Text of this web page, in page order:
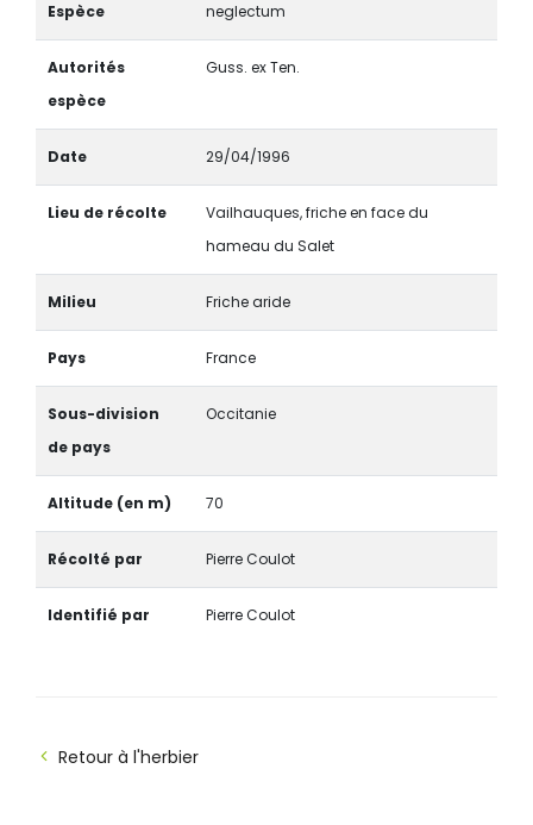
Espèce neglectum
Autorités
espèce
Guss. ex Ten.
Date 29/04/1996
Lieu de récolte
Vailhauques, friche en face du
hameau du Salet
Milieu Friche aride
Pays France
Sous-division
de pays
Occitanie
Altitude (en m) 70
Récolté par Pierre Coulot
Identifié par Pierre Coulot
Retour à l'herbier